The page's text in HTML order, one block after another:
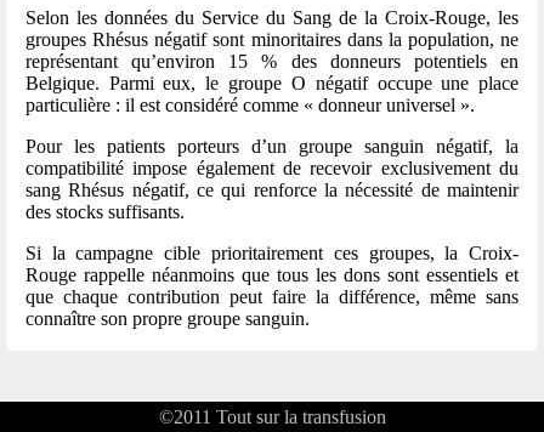
Selon les données du Service du Sang de la Croix-Rouge, les
groupes Rhésus négatif sont minoritaires dans la population, ne
représentant qu’environ 15 % des donneurs potentiels en
Belgique. Parmi eux, le groupe O négatif occupe une place
particulière : il est considéré comme « donneur universel ».
Pour les patients porteurs d’un groupe sanguin négatif, la
compatibilité impose également de recevoir exclusivement du
sang Rhésus négatif, ce qui renforce la nécessité de maintenir
des stocks suffisants.
Si la campagne cible prioritairement ces groupes, la Croix-
Rouge rappelle néanmoins que tous les dons sont essentiels et
que chaque contribution peut faire la différence, même sans
connaître son propre groupe sanguin.
©2011 Tout sur la transfusion